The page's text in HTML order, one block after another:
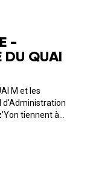
-
DU QUAI
M et les
d'Administration
tiennent à
qui ont